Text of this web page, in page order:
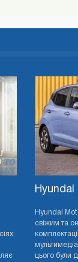
Hyundai
свіжим та
цього були